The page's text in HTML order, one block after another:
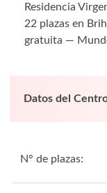
Residencia
22 plazas en
gratuita —
Datos del
N° de plazas: